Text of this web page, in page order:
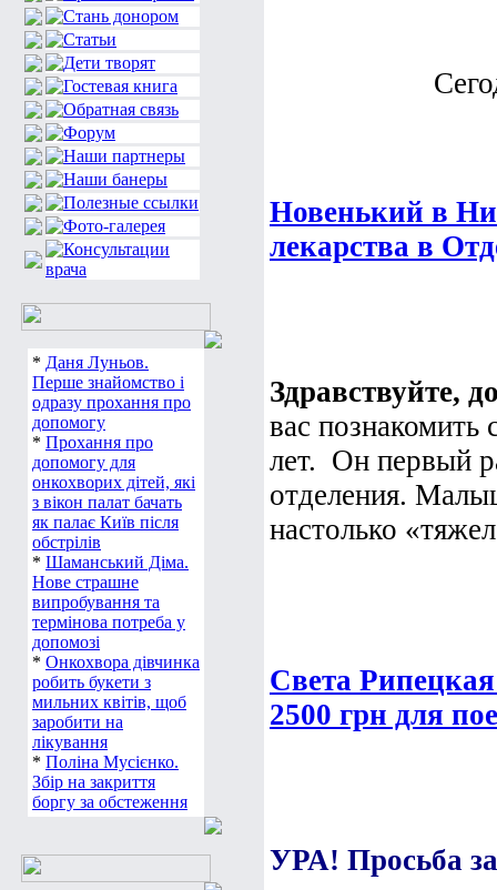
* Даня Луньов.
Перше знайомство і
одразу прохання про
допомогу
* Прохання про
допомогу для
онкохворих дітей, які
з вікон палат бачать
як палає Київ після
обстрілів
* Шаманський Діма.
Нове страшне
випробування та
термінова потреба у
допомозі
* Онкохвора дівчинка
робить букети з
мильних квітів, щоб
заробити на
лікування
* Поліна Мусієнко.
Збір на закриття
боргу за обстеження
Новенький в
лекарства в
Здравствуйте,
вас
лет. Он первый
отделения.
настолько
Света
2500 грн для
УРА! Просьба